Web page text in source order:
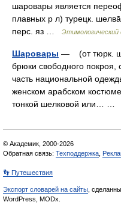
шаровары является
плавных р л) турецк.
перс. яз …
Этимологический
Шаровары — (от тюрк.
брюки свободного покроя,
часть национальной
женском арабском
тонкой шелковой или… …
© Академик, 2000-2026
Обратная связь: Техподдержка
👣 Путешествия
Экспорт словарей на сайты ,
WordPress, MODx.